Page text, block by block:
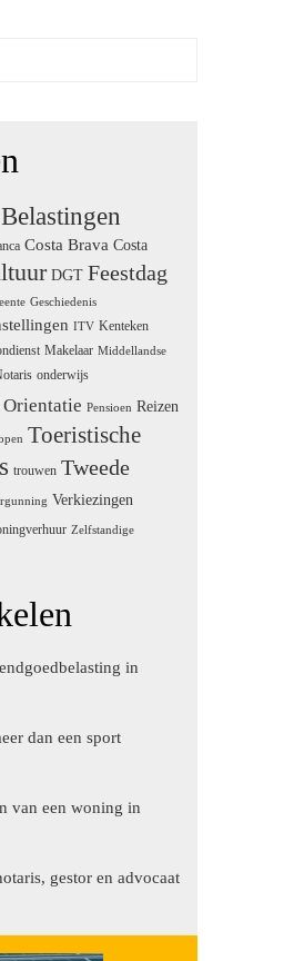
Belastingen
Costa Brava Costa
DGT Feestdag
Geschiedenis
ITV Kenteken
Makelaar Middellandse
onderwijs
Orientatie Pensioen Reizen
Toeristische
trouwen Tweede
Verkiezingen
Zelfstandige
in
dan een sport
van een woning in
gestor en advocaat